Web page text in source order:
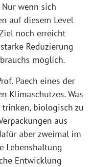
wenn sich
auf diesem Level
noch erreicht
Reduzierung
möglich.
Paech eines der
Klimaschutzes. Was
biologisch zu
aus
aber zweimal im
Lebenshaltung
Entwicklung